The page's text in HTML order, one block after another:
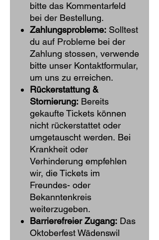
bitte das Kommentarfeld
bei der Bestellung.​
Zahlungsprobleme: Solltest
du auf Probleme bei der
Zahlung stossen, verwende
bitte unser Kontaktformular,
um uns zu erreichen.
Rückerstattung &
Stornierung: Bereits
gekaufte Tickets können
nicht rückerstattet oder
umgetauscht werden. Bei
Krankheit oder
Verhinderung empfehlen
wir, die Tickets im
Freundes- oder
Bekanntenkreis
weiterzugeben.
Barrierefreier Zugang: Das
Oktoberfest Wädenswil